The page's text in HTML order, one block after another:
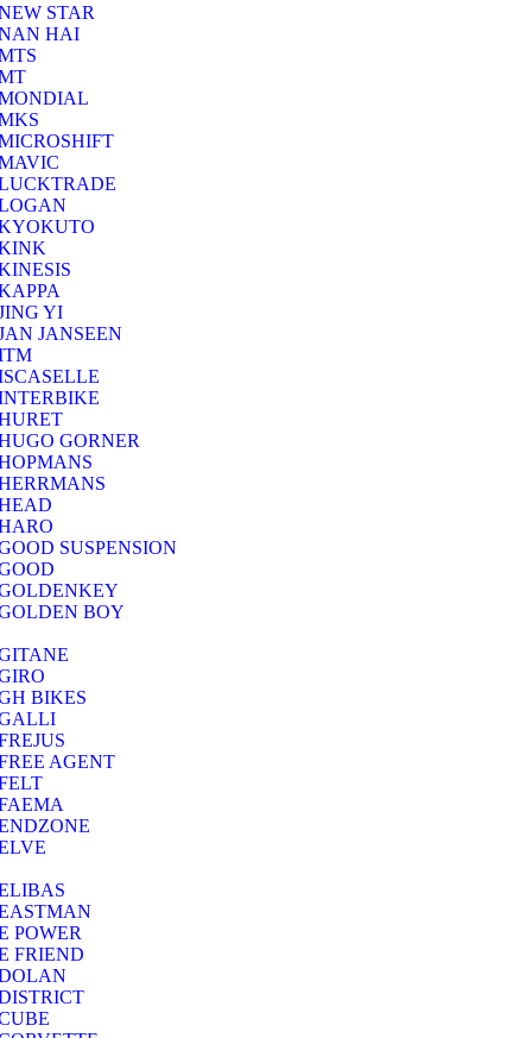
STAR
HAI
YI
JANSEEN
GORNER
SUSPENSION
BOY
BIKES
AGENT
POWER
FRIEND